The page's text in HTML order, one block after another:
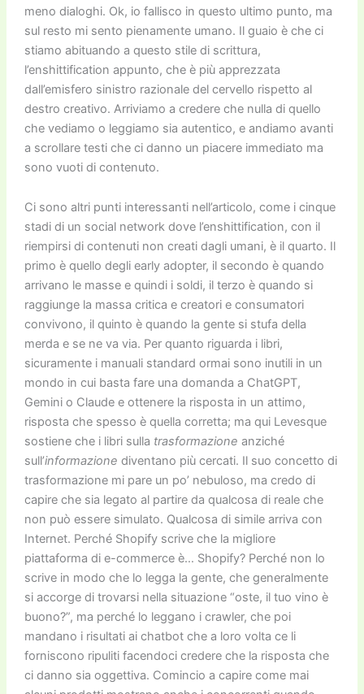
meno dialoghi. Ok, io fallisco in questo ultimo punto, ma
sul resto mi sento pienamente umano. Il guaio è che ci
stiamo abituando a questo stile di scrittura,
l’enshittification appunto, che è più apprezzata
dall’emisfero sinistro razionale del cervello rispetto al
destro creativo. Arriviamo a credere che nulla di quello
che vediamo o leggiamo sia autentico, e andiamo avanti
a scrollare testi che ci danno un piacere immediato ma
sono vuoti di contenuto.
Ci sono altri punti interessanti nell’articolo, come i cinque
stadi di un social network dove l’enshittification, con il
riempirsi di contenuti non creati dagli umani, è il quarto. Il
primo è quello degli early adopter, il secondo è quando
arrivano le masse e quindi i soldi, il terzo è quando si
raggiunge la massa critica e creatori e consumatori
convivono, il quinto è quando la gente si stufa della
merda e se ne va via. Per quanto riguarda i libri,
sicuramente i manuali standard ormai sono inutili in un
mondo in cui basta fare una domanda a ChatGPT,
Gemini o Claude e ottenere la risposta in un attimo,
risposta che spesso è quella corretta; ma qui Levesque
sostiene che i libri sulla trasformazione anziché
sull’informazione diventano più cercati. Il suo concetto di
trasformazione mi pare un po’ nebuloso, ma credo di
capire che sia legato al partire da qualcosa di reale che
non può essere simulato. Qualcosa di simile arriva con
Internet. Perché Shopify scrive che la migliore
piattaforma di e-commerce è… Shopify? Perché non lo
scrive in modo che lo legga la gente, che generalmente
si accorge di trovarsi nella situazione “oste, il tuo vino è
buono?”, ma perché lo leggano i crawler, che poi
mandano i risultati ai chatbot che a loro volta ce li
forniscono ripuliti facendoci credere che la risposta che
ci danno sia oggettiva. Comincio a capire come mai